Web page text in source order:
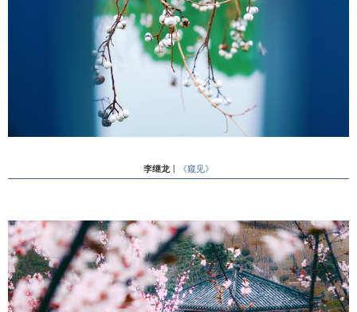
李继龙 《窥见》